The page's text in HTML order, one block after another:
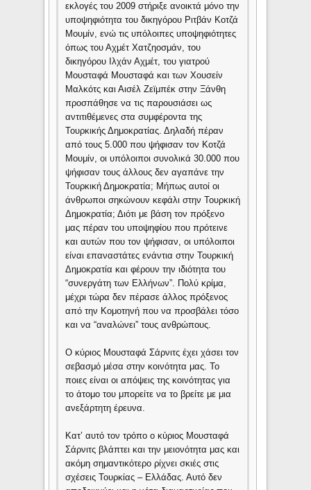
εκλογές του 2009 στήριξε ανοικτά μόνο την
υποψηφιότητα του δικηγόρου Ριτβάν Κοτζά
Μουμίν, ενώ τις υπόλοιπες υποψηφιότητες
όπως του Αχμέτ Χατζηοσμάν, του
δικηγόρου Ιλχάν Αχμέτ, του γιατρού
Μουσταφά Μουσταφά και των Χουσείν
Μαλκότς και Αισέλ Ζεϊμπέκ στην Ξάνθη
προσπάθησε να τις παρουσιάσει ως
αντιτιθέμενες στα συμφέροντα της
Τουρκικής Δημοκρατίας. Δηλαδή πέραν
από τους 5.000 που ψήφισαν τον Κοτζά
Μουμίν, οι υπόλοιποι συνολικά 30.000 που
ψήφισαν τους άλλους δεν αγαπάνε την
Τουρκική Δημοκρατία; Μήπως αυτοί οι
άνθρωποι σηκώνουν κεφάλι στην Τουρκική
Δημοκρατία; Διότι με βάση τον πρόξενο
μας πέραν του υποψηφίου που πρότεινε
και αυτών που τον ψήφισαν, οι υπόλοιποι
είναι επαναστάτες ενάντια στην Τουρκική
Δημοκρατία και φέρουν την ιδιότητα του
“συνεργάτη των Ελλήνων”. Πολύ κρίμα,
μέχρι τώρα δεν πέρασε άλλος πρόξενος
από την Κομοτηνή που να προσβάλει τόσο
και να “αναλώνει” τους ανθρώπους.
Ο κύριος Μουσταφά Σάρνιτς έχει χάσει τον
σεβασμό μέσα στην κοινότητα μας. Το
ποιες είναι οι απόψεις της κοινότητας για
το άτομο του μπορείτε να το βρείτε με μια
ανεξάρτητη έρευνα.
Κατ’ αυτό τον τρόπο ο κύριος Μουσταφά
Σάρνιτς βλάπτει και την μειονότητα μας και
ακόμη σημαντικότερο ρίχνει σκιές στις
σχέσεις Τουρκίας – Ελλάδας. Αυτό δεν